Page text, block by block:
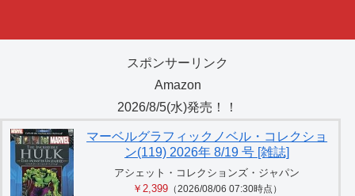
スポンサーリンク
Amazon
2026/8/5(水)発売！！
マーベルグラフィックノベル・コレクショ
ン(119) 2026年 8/19 号 [雑誌]
アシェット・コレクションズ・ジャパン
￥2,399（2026/08/06 07:30時点）